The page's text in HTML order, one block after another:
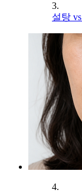
3.
설탕
4.